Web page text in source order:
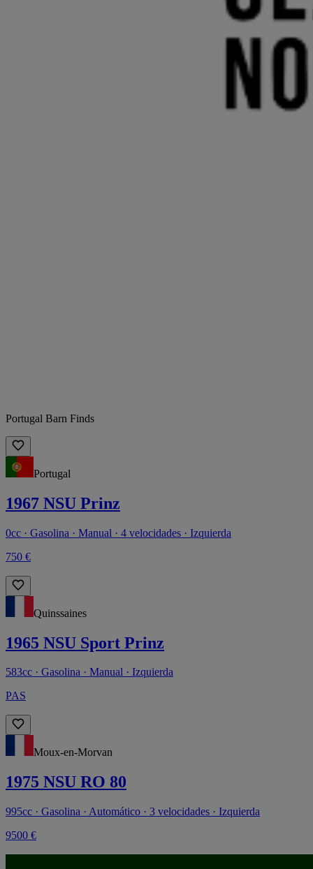
Portugal Barn Finds
Portugal
1967 NSU Prinz
0cc · Gasolina · Manual · 4 velocidades · Izquierda
750 €
Quinssaines
1965 NSU Sport Prinz
583cc · Gasolina · Manual · Izquierda
PAS
Moux-en-Morvan
1975 NSU RO 80
995cc · Gasolina · Automático · 3 velocidades · Izquierda
9500 €